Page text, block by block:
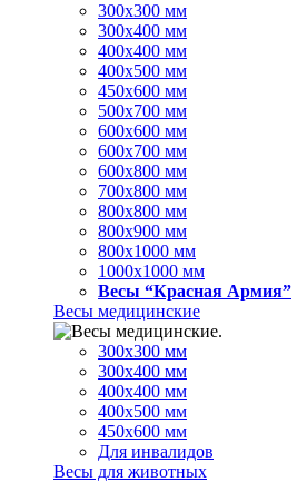
300х300 мм
300х400 мм
400х400 мм
400х500 мм
450х600 мм
500х700 мм
600х600 мм
600х700 мм
600х800 мм
700х800 мм
800х800 мм
800х900 мм
800х1000 мм
1000х1000 мм
Весы “Красная Армия”
Весы медицинские
300х300 мм
300х400 мм
400х400 мм
400х500 мм
450х600 мм
Для инвалидов
Весы для животных